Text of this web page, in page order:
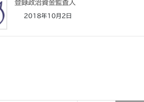
登録政治資金監査人
2018年10月2日